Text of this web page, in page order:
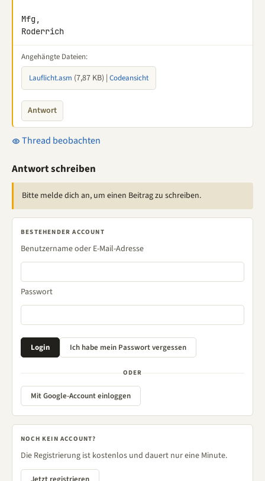
Mfg,
Roderrich
Angehängte Dateien:
Lauflicht.asm (7,87 KB) | Codeansicht
Antwort
Thread beobachten
Antwort schreiben
Bitte melde dich an, um einen Beitrag zu schreiben.
BESTEHENDER ACCOUNT
Benutzername oder E-Mail-Adresse
Passwort
ODER
Mit Google-Account einloggen
NOCH KEIN ACCOUNT?
Die Registrierung ist kostenlos und dauert nur eine Minute.